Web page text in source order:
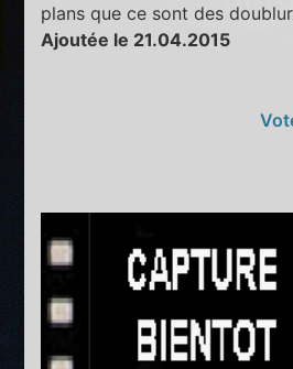
plans que ce sont des
Ajoutée le 21.04.2015